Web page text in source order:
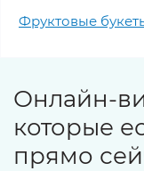
Фруктовые
Онлайн-
которые
прямо